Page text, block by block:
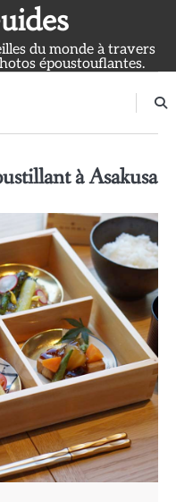
du monde à travers
époustouflantes.
à Asakusa